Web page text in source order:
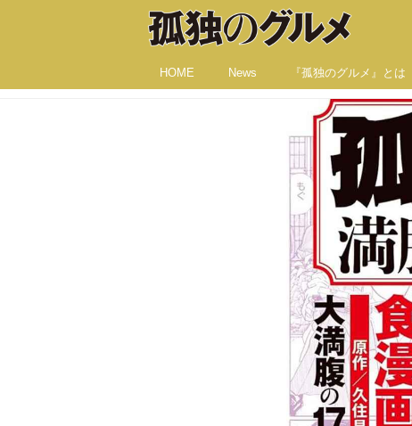
HOME News 『孤独のグルメ』とは